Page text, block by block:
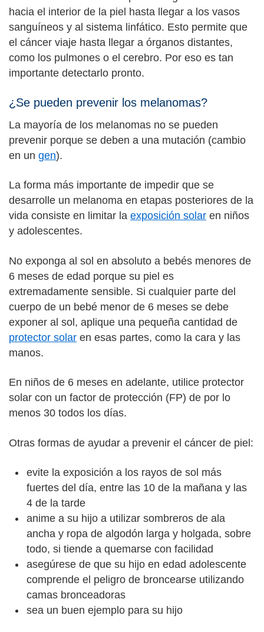
hacia el interior de la piel hasta llegar a los vasos
sanguíneos y al sistema linfático. Esto permite que
el cáncer viaje hasta llegar a órganos distantes,
como los pulmones o el cerebro. Por eso es tan
importante detectarlo pronto.
¿Se pueden prevenir los melanomas?
La mayoría de los melanomas no se pueden
prevenir porque se deben a una mutación (cambio
en un gen).
La forma más importante de impedir que se
desarrolle un melanoma en etapas posteriores de la
vida consiste en limitar la exposición solar en niños
y adolescentes.
No exponga al sol en absoluto a bebés menores de
6 meses de edad porque su piel es
extremadamente sensible. Si cualquier parte del
cuerpo de un bebé menor de 6 meses se debe
exponer al sol, aplique una pequeña cantidad de
protector solar en esas partes, como la cara y las
manos.
En niños de 6 meses en adelante, utilice protector
solar con un factor de protección (FP) de por lo
menos 30 todos los días.
Otras formas de ayudar a prevenir el cáncer de piel:
evite la exposición a los rayos de sol más
fuertes del día, entre las 10 de la mañana y las
4 de la tarde
anime a su hijo a utilizar sombreros de ala
ancha y ropa de algodón larga y holgada, sobre
todo, si tiende a quemarse con facilidad
asegúrese de que su hijo en edad adolescente
comprende el peligro de broncearse utilizando
camas bronceadoras
sea un buen ejemplo para su hijo